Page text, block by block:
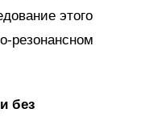
этого
резонансном
без